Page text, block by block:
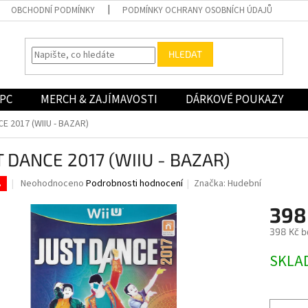
OBCHODNÍ PODMÍNKY PODMÍNKY OCHRANY OSOBNÍCH ÚDAJŮ
HLEDAT
PC MERCH & ZAJÍMAVOSTI DÁRKOVÉ POUKAZY
2017 (WIIU - BAZAR)
DANCE 2017 (WIIU - BAZAR)
Průměrné
produktu
hvězdiček.
Neohodnoceno Podrobnosti hodnocení Značka:Hudební
398 Kč
cena: